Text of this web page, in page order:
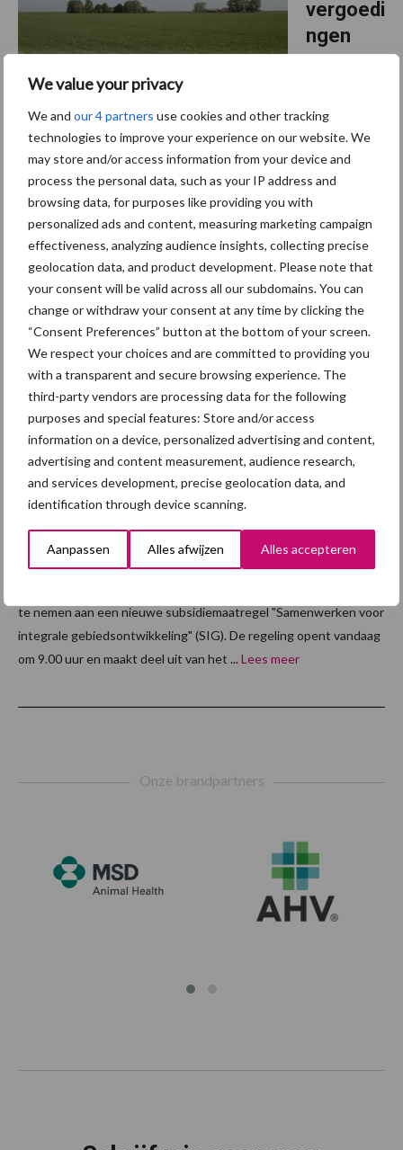
We value your privacy
We and our 4 partners use cookies and other tracking
technologies to improve your experience on our website. We
may store and/or access information from your device and
process the personal data, such as your IP address and
browsing data, for purposes like providing you with
personalized ads and content, measuring marketing campaign
effectiveness, analyzing audience insights, collecting precise
geolocation data, and product development. Please note that
your consent will be valid across all our subdomains. You can
change or withdraw your consent at any time by clicking the
“Consent Preferences” button at the bottom of your screen.
We respect your choices and are committed to providing you
with a transparent and secure browsing experience. The
third-party vendors are processing data for the following
purposes and special features: Store and/or access
information on a device, personalized advertising and content,
advertising and content measurement, audience research,
and services development, precise geolocation data, and
identification through device scanning.
Aanpassen Alles afwijzen Alles accepteren
vergoedi
ngen
op peil,
basisinkomenssteun verlaagd
Minister Wiersma heeft een brief aan de Tweede
Kamer gestuurd over de GLB-tarieven in de periode 2025 t/m
2027. Om vergoedingen voor de eco-regeling op peil te kunnen
houden, worden dit jaar middelen van de basisinkomenssteun ...
Lees meer
€ 7,49
miljoen
voor
samenw
erken
aan
integral
gebiedsontwikkeling
19 februari 2025
te nemen aan een nieuwe subsidiemaatregel "Samenwerken voor
integrale gebiedsontwikkeling" (SIG). De regeling opent vandaag
om 9.00 uur en maakt deel uit van het ... Lees meer
Onze brandpartners